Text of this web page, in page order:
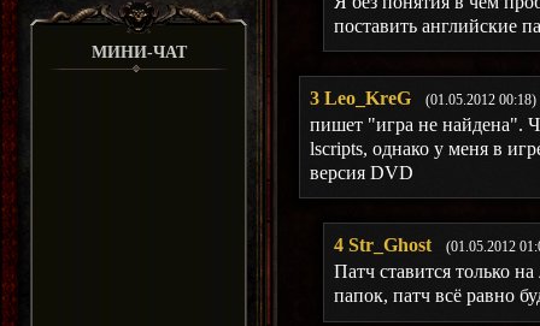
МИНИ-ЧАТ
поставить английские
3 Leo_KreG (01.05.2012 00:18)
пишет "игра не найдена".
lscripts, однако у меня в
версия DVD
4 Str_Ghost (01.05.2012
Патч ставится только
папок, патч всё равно